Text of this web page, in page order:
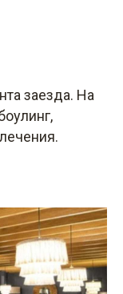
заезда. На